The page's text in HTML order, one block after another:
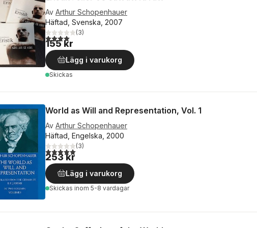
Av Arthur Schopenhauer
Häftad, Svenska, 2007
4,0utav 5 stjärnor. Totalt antal röster:
(3)
155 kr
Lägg i varukorg
Skickas
World as Will and Representation, Vol. 1
Av Arthur Schopenhauer
Häftad, Engelska, 2000
5,0utav 5 stjärnor. Totalt antal röster:
(3)
253 kr
Lägg i varukorg
Skickas inom 5-8 vardagar